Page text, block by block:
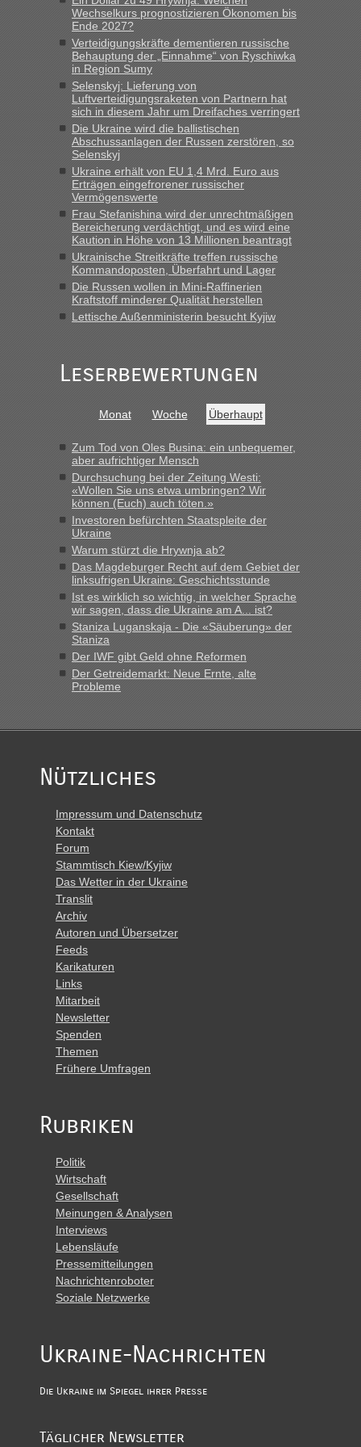
das erste Mal an einem Montagmorgen ca. 15 Fahrzeuge
vor mir, bin sonst der Erste oder Zweite, egal, nach ca 20
Minuten wurde dann die nächste Welle...“
Berichte und Reisetipps • Re: An welchem
Grenzübergang zwischen Polen und der Ukraine geht es am
schnellsten?
„Derzeit, ist es überall sehr voll an den Grenzen Ukraine/
Polen. Zb. Krakovets 100 PKW ca. 10 h Wartezeit. Wollen
Montag rüber, versuchen es sehr früh.“
Wechselkurs prognostizieren Ökonomen bis
Ende 2027?
Verteidigungskräfte dementieren russische
Behauptung der „Einnahme“ von Ryschiwka
in Region Sumy
Selenskyj: Lieferung von
Luftverteidigungsraketen von Partnern hat
sich in diesem Jahr um Dreifaches verringert
Die Ukraine wird die ballistischen
Abschussanlagen der Russen zerstören, so
Selenskyj
Ukraine erhält von EU 1,4 Mrd. Euro aus
Erträgen eingefrorener russischer
Vermögenswerte
Frau Stefanishina wird der unrechtmäßigen
Bereicherung verdächtigt, und es wird eine
Kaution in Höhe von 13 Millionen beantragt
Ukrainische Streitkräfte treffen russische
Kommandoposten, Überfahrt und Lager
Die Russen wollen in Mini-Raffinerien
Kraftstoff minderer Qualität herstellen
Lettische Außenministerin besucht Kyjiw
Leserbewertungen
Monat Woche Überhaupt
Zum Tod von Oles Busina: ein unbequemer,
aber aufrichtiger Mensch
Durchsuchung bei der Zeitung Westi:
«Wollen Sie uns etwa umbringen? Wir
können (Euch) auch töten.»
Investoren befürchten Staatspleite der
Ukraine
Warum stürzt die Hrywnja ab?
Das Magdeburger Recht auf dem Gebiet der
linksufrigen Ukraine: Geschichtsstunde
Ist es wirklich so wichtig, in welcher Sprache
wir sagen, dass die Ukraine am A... ist?
Staniza Luganskaja - Die «Säuberung» der
Staniza
Der IWF gibt Geld ohne Reformen
Der Getreidemarkt: Neue Ernte, alte
Probleme
Nützliches
Impressum und Datenschutz
Kontakt
Forum
Stammtisch Kiew/Kyjiw
Das Wetter in der Ukraine
Translit
Archiv
Autoren und Übersetzer
Feeds
Karikaturen
Links
Mitarbeit
Newsletter
Spenden
Themen
Frühere Umfragen
Rubriken
Politik
Wirtschaft
Gesellschaft
Meinungen & Analysen
Interviews
Lebensläufe
Pressemitteilungen
Nachrichtenroboter
Soziale Netzwerke
Ukraine-Nachrichten
Die Ukraine im Spiegel ihrer Presse
Täglicher Newsletter